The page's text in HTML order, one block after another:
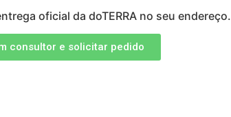
oficial da doTERRA no seu endereço.
consultor e solicitar pedido